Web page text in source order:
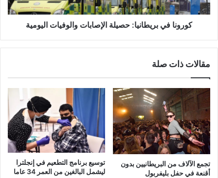
كورونا في بريطانيا: حصيلة الإصابات والوفيات اليومية
مقالات ذات صلة
تجمع الآلاف من البريطانيين بدون
أقنعة في حفل بليفربول
توسيع برنامج التطعيم في إنجلترا
ليشمل البالغين من العمر 34 عاما